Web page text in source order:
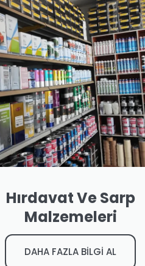
Hırdavat Ve Sarp
Malzemeleri
DAHA FAZLA BİLGİ AL